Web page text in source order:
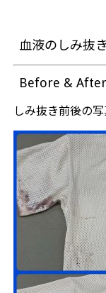
血液のしみ抜
Before & After
しみ抜き前後の写